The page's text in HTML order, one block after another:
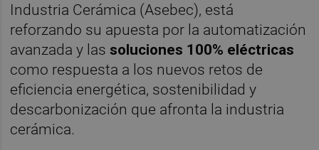
Industria Cerámica (Asebec), está
reforzando su apuesta por la automatización
avanzada y lassoluciones 100% eléctricas
como respuesta a los nuevos retos de
eficiencia energética, sostenibilidad y
descarbonización que afronta la industria
cerámica.